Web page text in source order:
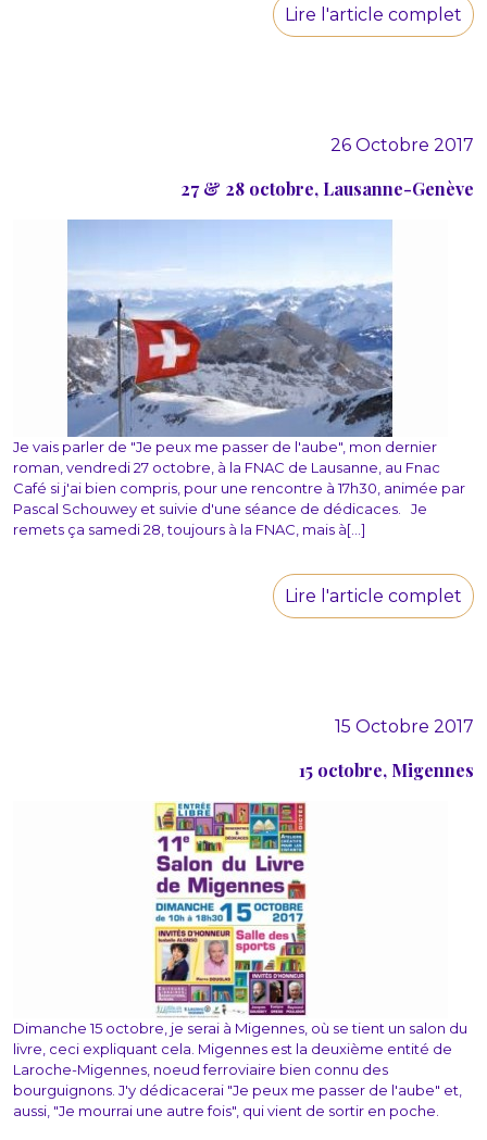
Lire l'article complet
26 Octobre 2017
27 & 28 octobre, Lausanne-Genève
Je vais parler de "Je peux me passer de l'aube", mon dernier
roman, vendredi 27 octobre, à la FNAC de Lausanne, au Fnac
Café si j'ai bien compris, pour une rencontre à 17h30, animée par
Pascal Schouwey et suivie d'une séance de dédicaces. Je
remets ça samedi 28, toujours à la FNAC, mais à[...]
Lire l'article complet
15 Octobre 2017
15 octobre, Migennes
Dimanche 15 octobre, je serai à Migennes, où se tient un salon du
livre, ceci expliquant cela. Migennes est la deuxième entité de
Laroche-Migennes, noeud ferroviaire bien connu des
bourguignons. J'y dédicacerai "Je peux me passer de l'aube" et,
aussi, "Je mourrai une autre fois", qui vient de sortir en poche.